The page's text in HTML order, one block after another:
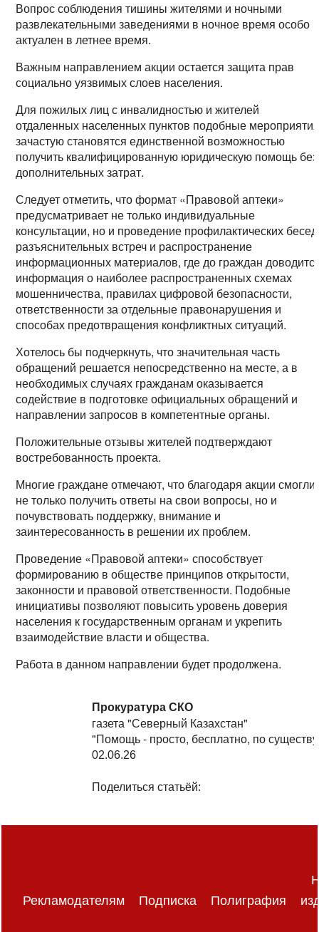
Вопрос соблюдения тишины жителями и ночными
развлекательными заведениями в ночное время особо
актуален в летнее время.
Важным направлением акции остается защита прав
социально уязвимых слоев населения.
Для пожилых лиц с инвалидностью и жителей
отдаленных населенных пунктов подобные
зачастую становятся единственной возможностью
получить квалифицированную юридическую помощь без
дополнительных затрат.
Следует отметить, что формат «Правовой аптеки»
предусматривает не только индивидуальные
консультации, но и проведение профилактических
разъяснительных встреч и распространение
информационных материалов, где до граждан
информация о наиболее распространенных схемах
мошенничества, правилах цифровой безопасности,
ответственности за отдельные правонарушения и
способах предотвращения конфликтных ситуаций.
Хотелось бы подчеркнуть, что значительная часть
обращений решается непосредственно на месте, а в
необходимых случаях гражданам оказывается
содействие в подготовке официальных обращений и
направлении запросов в компетентные органы.
Положительные отзывы жителей подтверждают
востребованность проекта.
Многие граждане отмечают, что благодаря акции смогли
не только получить ответы на свои вопросы, но и
почувствовать поддержку, внимание и
заинтересованность в решении их проблем.
Проведение «Правовой аптеки» способствует
формированию в обществе принципов открытости,
законности и правовой ответственности. Подобные
инициативы позволяют повысить уровень доверия
населения к государственным органам и укрепить
взаимодействие власти и общества.
Работа в данном направлении будет продолжена.
Прокуратура СКО
газета "Северный Казахстан"
"Помощь - просто, бесплатно, по
02.06.26
Поделиться статьёй:
Рекламодателям Подписка Полиграфия